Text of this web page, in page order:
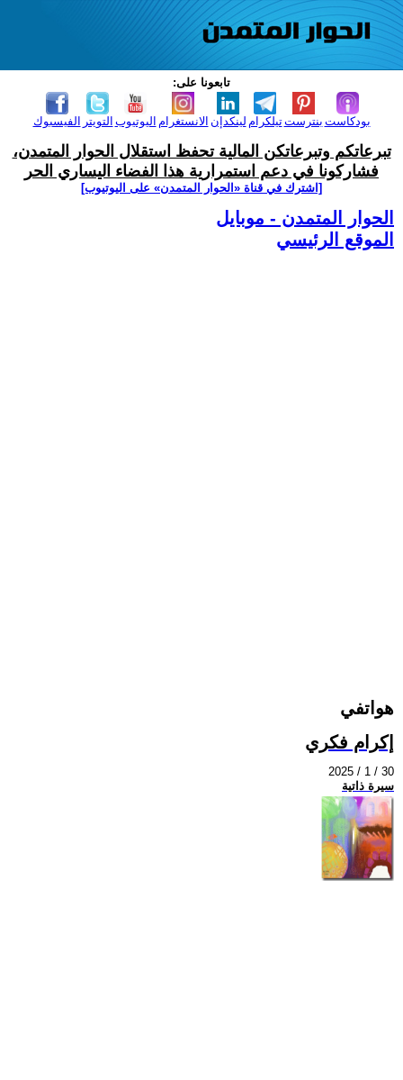
تابعونا على:
الفيسبوك التويتر اليوتيوب الانستغرام لينكدإن تيلكرامبنترست بودكاست
تبرعاتكم وتبرعاتكن المالية تحفظ استقلال الحوار المتمدن،
فشاركونا في دعم استمرارية هذا الفضاء اليساري الحر
[اشترك في قناة ‫«الحوار المتمدن» على اليوتيوب]
الحوار المتمدن - موبايل
الموقع الرئيسي
هواتفي
إكرام فكري
2025 / 1 / 30
سيرة ذاتية